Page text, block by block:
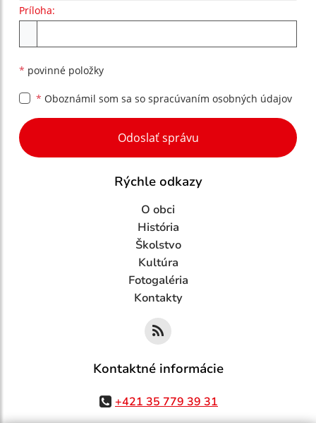
Príloha:
* povinné položky
* Oboznámil som sa so spracúvaním osobných údajov
Google reCaptcha Response
Odoslať správu
Rýchle odkazy
O obci
História
Školstvo
Kultúra
Fotogaléria
Kontakty
Kontaktné informácie
+421 35 779 39 31